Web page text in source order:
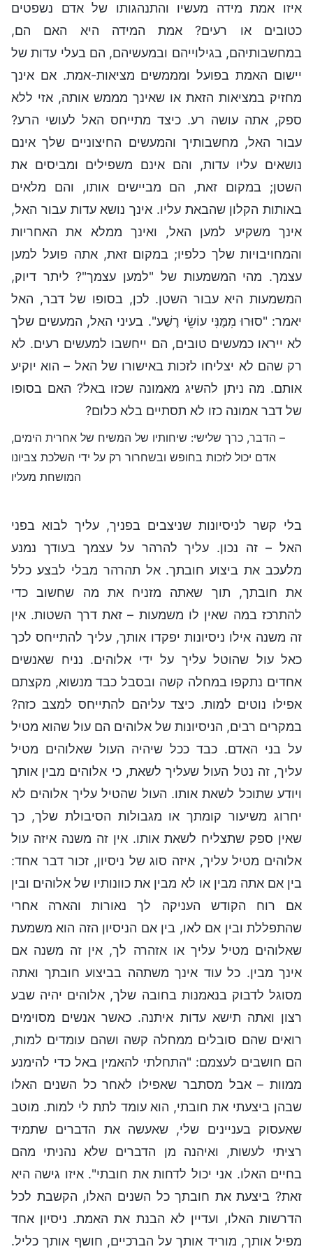
איזו אמת מידה מעשיו והתנהגותו של אדם נשפטים
כטובים או רעים? אמת המידה היא האם הם,
במחשבותיהם, בגילוייהם ובמעשיהם, הם בעלי עדות של
יישום האמת בפועל ומממשים מציאות-אמת. אם אינך
מחזיק במציאות הזאת או שאינך מממש אותה, אזי ללא
ספק, אתה עושה רע. כיצד מתייחס האל לעושי הרע?
עבור האל, מחשבותיך והמעשים החיצוניים שלך אינם
נושאים עליו עדות, והם אינם משפילים ומביסים את
השטן; במקום זאת, הם מביישים אותו, והם מלאים
באותות הקלון שהבאת עליו. אינך נושא עדות עבור האל,
אינך משקיע למען האל, ואינך ממלא את האחריות
והמחויבויות שלך כלפיו; במקום זאת, אתה פועל למען
עצמך. מהי המשמעות של "למען עצמך"? ליתר דיוק,
המשמעות היא עבור השטן. לכן, בסופו של דבר, האל
יאמר: "סוּרוּ מִמֶּנִּי עוֹשֵׂי רֶשַׁע". בעיני האל, המעשים שלך
לא ייראו כמעשים טובים, הם ייחשבו למעשים רעים. לא
רק שהם לא יצליחו לזכות באישורו של האל – הוא יוקיע
אותם. מה ניתן להשיג מאמונה שכזו באל? האם בסופו
של דבר אמונה כזו לא תסתיים בלא כלום?
– הדבר, כרך שלישי: שיחותיו של המשיח של אחרית הימים,
אדם יכול לזכות בחופש ובשחרור רק על ידי השלכת צביונו
המושחת מעליו
בלי קשר לניסיונות שניצבים בפניך, עליך לבוא בפני
האל – זה נכון. עליך להרהר על עצמך בעודך נמנע
מלעכב את ביצוע חובתך. אל תהרהר מבלי לבצע כלל
את חובתך, תוך שאתה מזניח את מה שחשוב כדי
להתרכז במה שאין לו משמעות – זאת דרך השטות. אין
זה משנה אילו ניסיונות יפקדו אותך, עליך להתייחס לכך
כאל עול שהוטל עליך על ידי אלוהים. נניח שאנשים
אחדים נתקפו במחלה קשה ובסבל כבד מנשוא, מקצתם
אפילו נוטים למות. כיצד עליהם להתייחס למצב כזה?
במקרים רבים, הניסיונות של אלוהים הם עול שהוא מטיל
על בני האדם. כבד ככל שיהיה העול שאלוהים מטיל
עליך, זה נטל העול שעליך לשאת, כי אלוהים מבין אותך
ויודע שתוכל לשאת אותו. העול שהטיל עליך אלוהים לא
יחרוג משיעור קומתך או מגבולות הסיבולת שלך, כך
שאין ספק שתצליח לשאת אותו. אין זה משנה איזה עול
אלוהים מטיל עליך, איזה סוג של ניסיון, זכור דבר אחד:
בין אם אתה מבין או לא מבין את כוונותיו של אלוהים ובין
אם רוח הקודש העניקה לך נאורות והארה אחרי
שהתפללת ובין אם לאו, בין אם הניסיון הזה הוא משמעת
שאלוהים מטיל עליך או אזהרה לך, אין זה משנה אם
אינך מבין. כל עוד אינך משתהה בביצוע חובתך ואתה
מסוגל לדבוק בנאמנות בחובה שלך, אלוהים יהיה שבע
רצון ואתה תישא עדות איתנה. כאשר אנשים מסוימים
רואים שהם סובלים ממחלה קשה ושהם עומדים למות,
הם חושבים לעצמם: "התחלתי להאמין באל כדי להימנע
ממוות – אבל מסתבר שאפילו לאחר כל השנים האלו
שבהן ביצעתי את חובתי, הוא עומד לתת לי למות. מוטב
שאעסוק בעניינים שלי, שאעשה את הדברים שתמיד
רציתי לעשות, ואיהנה מן הדברים שלא נהניתי מהם
בחיים האלו. אני יכול לדחות את חובתי". איזו גישה היא
זאת? ביצעת את חובתך כל השנים האלו, הקשבת לכל
הדרשות האלו, ועדיין לא הבנת את האמת. ניסיון אחד
מפיל אותך, מוריד אותך על הברכיים, חושף אותך כליל.